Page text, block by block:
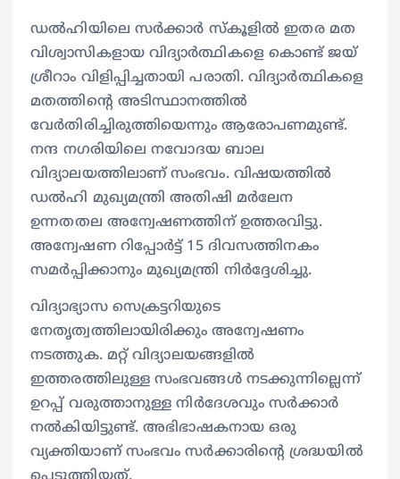
ഡല്‍ഹിയിലെ സര്‍ക്കാര്‍ സ്‌കൂളില്‍ ഇതര മത
വിശ്വാസികളായ വിദ്യാര്‍ത്ഥികളെ കൊണ്ട് ജയ്
ശ്രീറാം വിളിപ്പിച്ചതായി പരാതി. വിദ്യാര്‍ത്ഥികളെ
മതത്തിന്റെ അടിസ്ഥാനത്തില്‍
വേര്‍തിരിച്ചിരുത്തിയെന്നും ആരോപണമുണ്ട്.
നന്ദ നഗരിയിലെ നവോദയ ബാല
വിദ്യാലയത്തിലാണ് സംഭവം. വിഷയത്തില്‍
ഡല്‍ഹി മുഖ്യമന്ത്രി അതിഷി മര്‍ലേന
ഉന്നതതല അന്വേഷണത്തിന് ഉത്തരവിട്ടു.
അന്വേഷണ റിപ്പോര്‍ട്ട് 15 ദിവസത്തിനകം
സമര്‍പ്പിക്കാനും മുഖ്യമന്ത്രി നിര്‍ദ്ദേശിച്ചു.
വിദ്യാഭ്യാസ സെക്രട്ടറിയുടെ
നേതൃത്വത്തിലായിരിക്കും അന്വേഷണം
നടത്തുക. മറ്റ് വിദ്യാലയങ്ങളില്‍
ഇത്തരത്തിലുള്ള സംഭവങ്ങള്‍ നടക്കുന്നില്ലെന്ന്
ഉറപ്പ് വരുത്താനുള്ള നിര്‍ദേശവും സര്‍ക്കാര്‍
നല്‍കിയിട്ടുണ്ട്. അഭിഭാഷകനായ ഒരു
വ്യക്തിയാണ് സംഭവം സര്‍ക്കാരിന്റെ ശ്രദ്ധയില്‍